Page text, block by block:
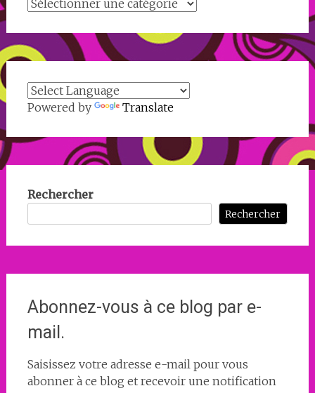
Catégories
Powered by Translate
Rechercher
Rechercher
Abonnez-vous à ce blog par e-
mail.
Saisissez votre adresse e-mail pour vous
abonner à ce blog et recevoir une notification